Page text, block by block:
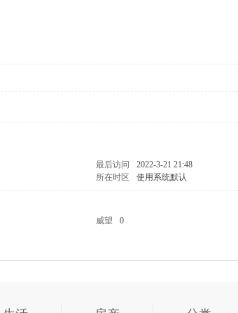
最后访问
2022-3-21 21:48
所在时区 使用系统默认
威望
0